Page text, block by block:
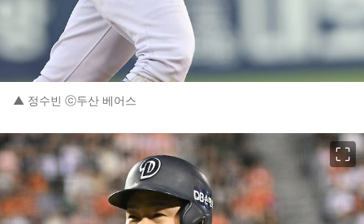
▲ 정수빈 ⓒ두산 베어스